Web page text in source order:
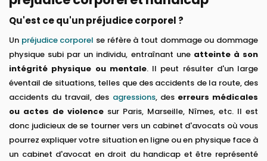
Qu'est ce qu'un préjudice corporel ?
Un préjudice corporel se réfère à tout dommage ou dommage
physique subi par un individu, entraînant une atteinte à son
intégrité physique ou mentale. Il peut résulter d'un large
éventail de situations, telles que des accidents de la route, des
accidents du travail, des agressions, des erreurs médicales
ou actes de violence sur Paris, Marseille, Nîmes, etc. Il est
donc judicieux de se tourner vers un cabinet d'avocats où vous
pourrez expliquer votre situation en ligne ou en physique face à
un cabinet d'avocat en droit du handicap et être représenté